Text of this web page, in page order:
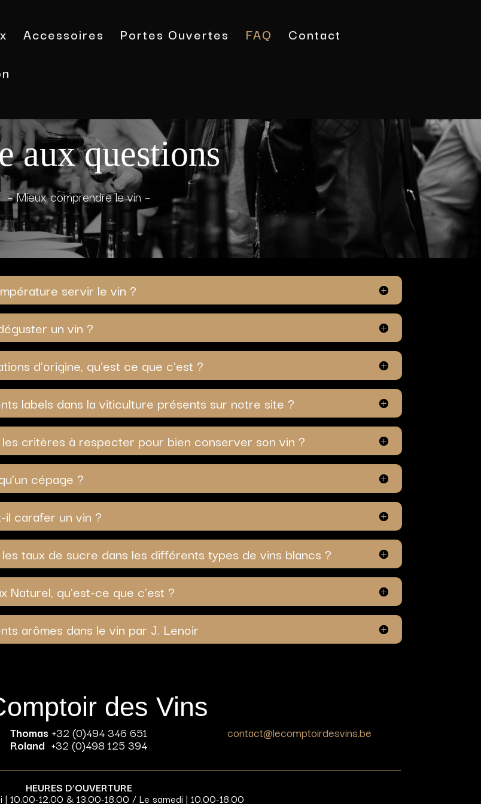
Accessoires Portes Ouvertes FAQ
Contact
aux questions
– Mieux comprendre le vin –
servir le vin ?
un vin ?
d'origine, qu'est ce que c'est ?
labels dans la viticulture présents sur notre site ?
les critères à respecter pour bien conserver son vin ?
cépage ?
il carafer un vin ?
taux de sucre dans les différents types de vins blancs ?
Naturel, qu'est-ce que c'est ?
arômes dans le vin par J. Lenoir
des Vins
Thomas +32 (0)494 346 651
Roland +32 (0)498 125 394
contact@lecomptoirdesvins.be
HEURES D’OUVERTURE
| 10.00-12.00 & 13.00-18.00 / Le samedi | 10.00-18.00